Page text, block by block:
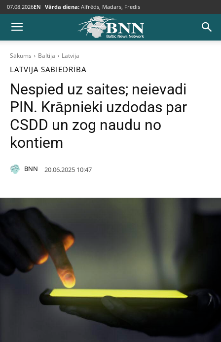
07.08.2026EN Vārda diena: Alfrēds, Madars, Fredis
Sākums Baltija Latvija
LATVIJA SABIEDRĪBA
Nespied uz saites; neievadi
PIN. Krāpnieki uzdodas par
CSDD un zog naudu no
kontiem
BNN 20.06.2025 10:47